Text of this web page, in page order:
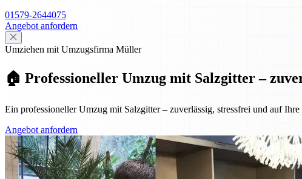
01579-2644075
Angebot anfordern
Umziehen mit Umzugsfirma Müller
🏠 Professioneller Umzug mit Salzgitter –
Ein professioneller Umzug mit Salzgitter – zuverlässig, stressfrei und auf
Angebot anfordern